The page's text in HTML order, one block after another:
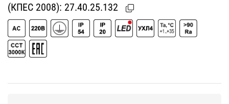
(КПЕС 2008): 27.40.25.132